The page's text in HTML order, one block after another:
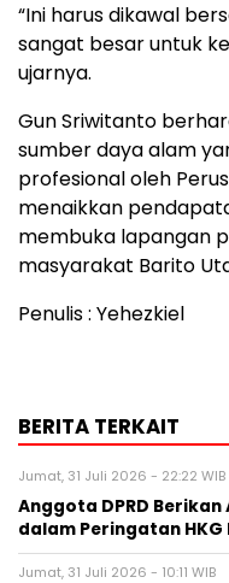
“Ini harus dikawal
sangat besar untuk
ujarnya.
Gun Sriwitanto
sumber daya alam
profesional oleh
menaikkan
membuka lapangan
masyarakat Barito
Penulis : Yehezkiel
BERITA TERKAIT
Jumat, 31 Juli 2026 - 22:22 WIB
Anggota DPRD
dalam Peringatan HKG
Jumat, 31 Juli 2026 - 10:11 WIB